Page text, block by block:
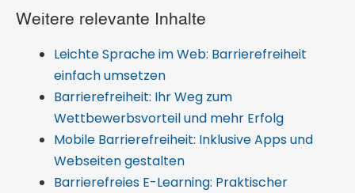
Weitere relevante Inhalte
Leichte Sprache im Web: Barrierefreiheit
einfach umsetzen
Barrierefreiheit: Ihr Weg zum
Wettbewerbsvorteil und mehr Erfolg
Mobile Barrierefreiheit: Inklusive Apps und
Webseiten gestalten
Barrierefreies E-Learning: Praktischer